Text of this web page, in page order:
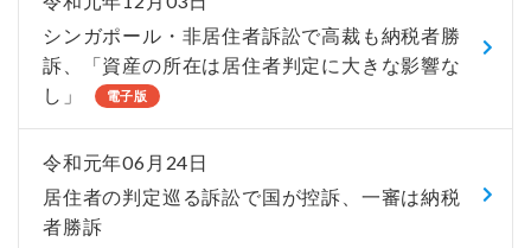
シンガポール・非居住者訴訟で高裁も納税者勝
訴、「資産の所在は居住者判定に大きな影響な
し」
電子版
令和元年06月24日
居住者の判定巡る訴訟で国が控訴、一審は納税
者勝訴